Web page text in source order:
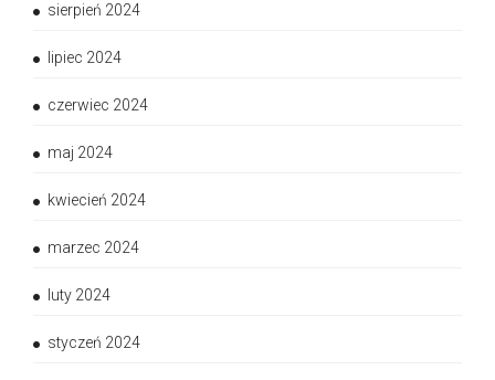
sierpień 2024
lipiec 2024
czerwiec 2024
maj 2024
kwiecień 2024
marzec 2024
luty 2024
styczeń 2024